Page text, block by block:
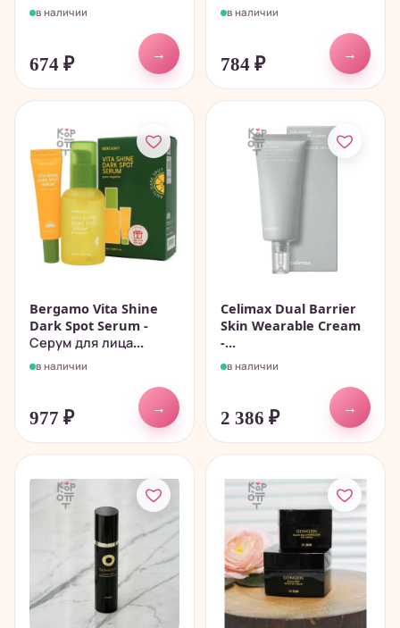
в наличии
674 ₽
→
в наличии
784 ₽
→
Bergamo Vita Shine
Dark Spot Serum -
Серум для лица...
в наличии
977 ₽
→
Celimax Dual Barrier
Skin Wearable Cream
-...
в наличии
2 386 ₽
→